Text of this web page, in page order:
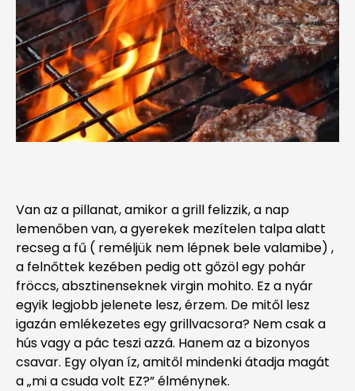
Van az a pillanat, amikor a grill felizzik, a nap
lemenőben van, a gyerekek mezítelen talpa alatt
recseg a fű ( reméljük nem lépnek bele valamibe) ,
a felnőttek kezében pedig ott gőzöl egy pohár
fröccs, absztinenseknek virgin mohito. Ez a nyár
egyik legjobb jelenete lesz, érzem. De mitől lesz
igazán emlékezetes egy grillvacsora? Nem csak a
hús vagy a pác teszi azzá. Hanem az a bizonyos
csavar. Egy olyan íz, amitől mindenki átadja magát
a „mi a csuda volt EZ?” élménynek.